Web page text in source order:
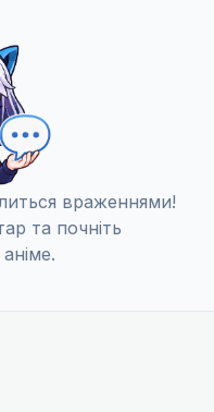
враженнями!
та почніть